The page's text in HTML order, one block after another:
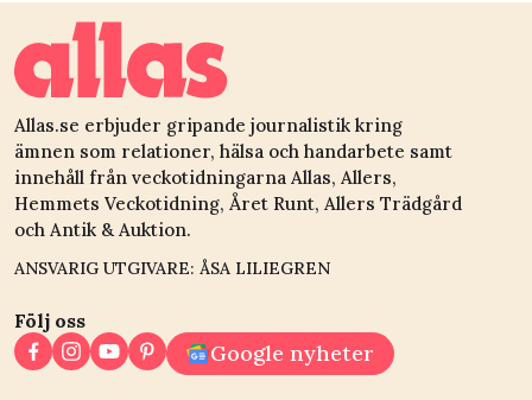
Allas.se erbjuder gripande journalistik kring
ämnen som relationer, hälsa och handarbete samt
innehåll från veckotidningarna Allas, Allers,
Hemmets Veckotidning, Året Runt, Allers Trädgård
och Antik & Auktion.
ANSVARIG UTGIVARE: ÅSA LILIEGREN
Följ oss
Google nyheter